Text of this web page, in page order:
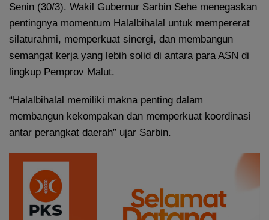
Senin (30/3). Wakil Gubernur Sarbin Sehe menegaskan
pentingnya momentum Halalbihalal untuk mempererat
silaturahmi, memperkuat sinergi, dan membangun
semangat kerja yang lebih solid di antara para ASN di
lingkup Pemprov Malut.
“Halalbihalal memiliki makna penting dalam
membangun kekompakan dan memperkuat koordinasi
antar perangkat daerah” ujar Sarbin.